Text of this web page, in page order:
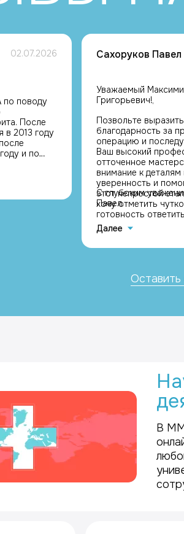
02.07.2026
поводу
После
в 2013 году
и по
Сахоруков Павел
Уважаемый
Григорьевич!,
Позвольте
благодарность за
операцию и
Ваш высокий
отточенное
внимание к деталям
уверенность и
этот непростой
хочу отметить
готовность
вопросы — это
облегчило
Спасибо за то, что
крепкого здоровья,
и дальнейших
С глубоким
Павел.
Далее
Оставить
В